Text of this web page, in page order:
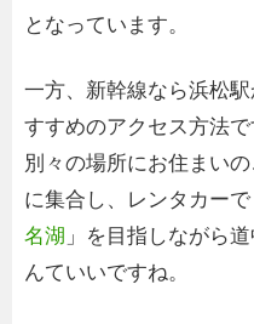
となっています。
一方、新幹線なら浜松
すすめのアクセス方法で
別々の場所にお住まい
に集合し、レンタカーで
名湖 」を目指しながら
んていいですね。